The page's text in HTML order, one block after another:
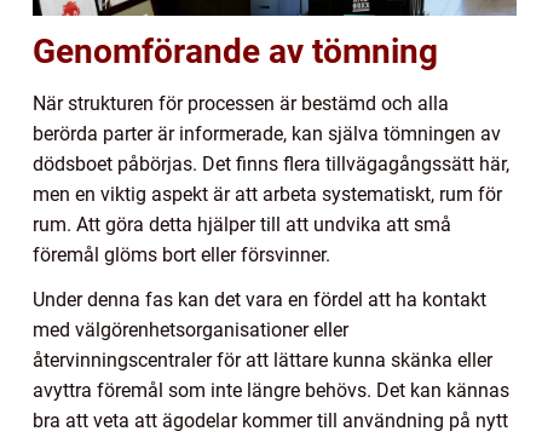
Genomförande av tömning
När strukturen för processen är bestämd och alla
berörda parter är informerade, kan själva tömningen av
dödsboet påbörjas. Det finns flera tillvägagångssätt här,
men en viktig aspekt är att arbeta systematiskt, rum för
rum. Att göra detta hjälper till att undvika att små
föremål glöms bort eller försvinner.
Under denna fas kan det vara en fördel att ha kontakt
med välgörenhetsorganisationer eller
återvinningscentraler för att lättare kunna skänka eller
avyttra föremål som inte längre behövs. Det kan kännas
bra att veta att ägodelar kommer till användning på nytt